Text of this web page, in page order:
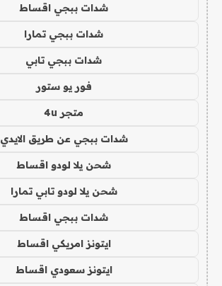
شدات ببجي اقساط
شدات ببجي تمارا
شدات ببجي تابي
فور يو ستور
متجر 4u
شدات ببجي عن طريق الايدي
شحن يلا لودو اقساط
شحن يلا لودو تابي تمارا
شدات ببجي اقساط
ايتونز امريكي اقساط
ايتونز سعودي اقساط